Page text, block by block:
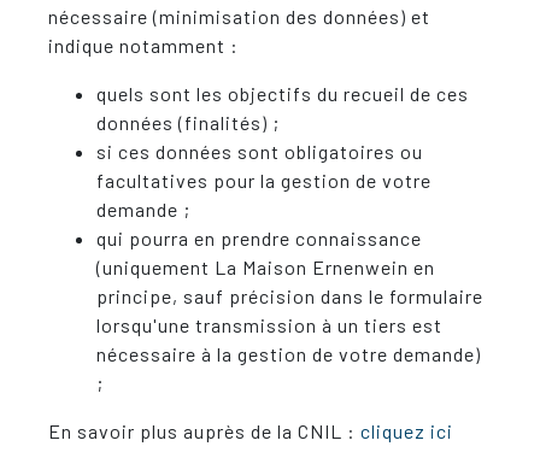
nécessaire (minimisation des données) et
indique notamment :
quels sont les objectifs du recueil de ces
données (finalités) ;
si ces données sont obligatoires ou
facultatives pour la gestion de votre
demande ;
qui pourra en prendre connaissance
(uniquement La Maison Ernenwein en
principe, sauf précision dans le formulaire
lorsqu'une transmission à un tiers est
nécessaire à la gestion de votre demande)
;
En savoir plus auprès de la CNIL : cliquez ici